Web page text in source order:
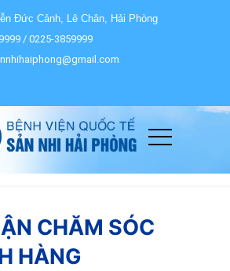
Đức Cảnh, Lê Chân, Hải Phòng
/ 0225-3859999
CHĂM SÓC
HÀNG